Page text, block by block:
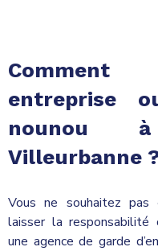
entreprise
nounou
Villeurbanne
Vous ne souhaitez pas
laisser la responsabilité
une agence de garde